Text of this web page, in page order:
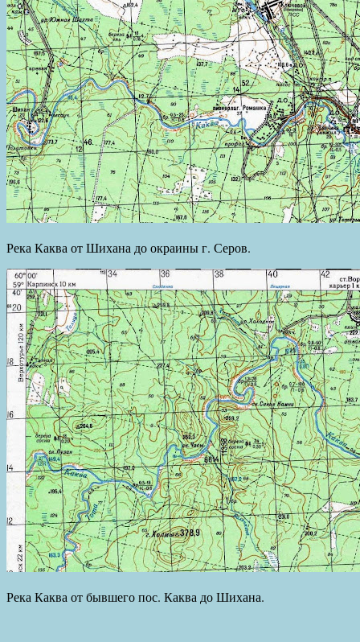
Река Каква от Шихана до окраины г. Серов.
Река Каква от бывшего пос. Каква до Шихана.